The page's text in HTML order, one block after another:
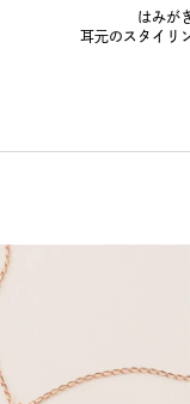
はみが
耳元のスタイリ